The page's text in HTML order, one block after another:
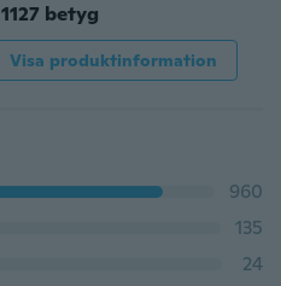
1127 betyg
Visa produktinformation
960
135
24